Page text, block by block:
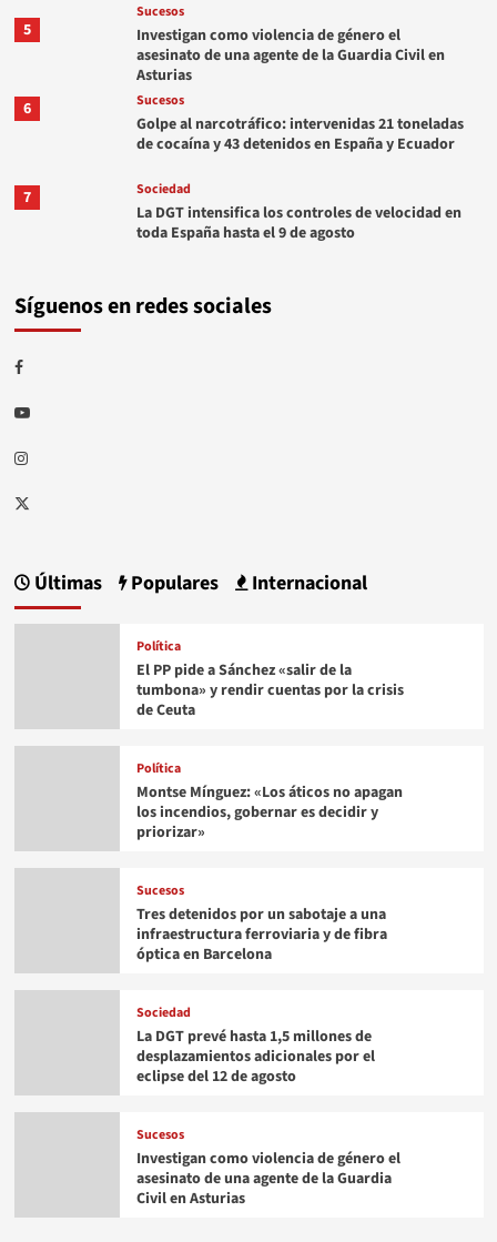
5
Sucesos
Investigan como violencia de género el
asesinato de una agente de la Guardia Civil en
Asturias
6
Sucesos
Golpe al narcotráfico: intervenidas 21 toneladas
de cocaína y 43 detenidos en España y Ecuador
7 Sociedad
La DGT intensifica los controles de velocidad en
toda España hasta el 9 de agosto
Síguenos en redes sociales
Facebook
Youtube
Instagram
Twitter
Últimas Populares Internacional
Política
El PP pide a Sánchez «salir de la
tumbona» y rendir cuentas por la crisis
de Ceuta
Política
Montse Mínguez: «Los áticos no apagan
los incendios, gobernar es decidir y
priorizar»
Sucesos
Tres detenidos por un sabotaje a una
infraestructura ferroviaria y de fibra
óptica en Barcelona
Sociedad
La DGT prevé hasta 1,5 millones de
desplazamientos adicionales por el
eclipse del 12 de agosto
Sucesos
Investigan como violencia de género el
asesinato de una agente de la Guardia
Civil en Asturias